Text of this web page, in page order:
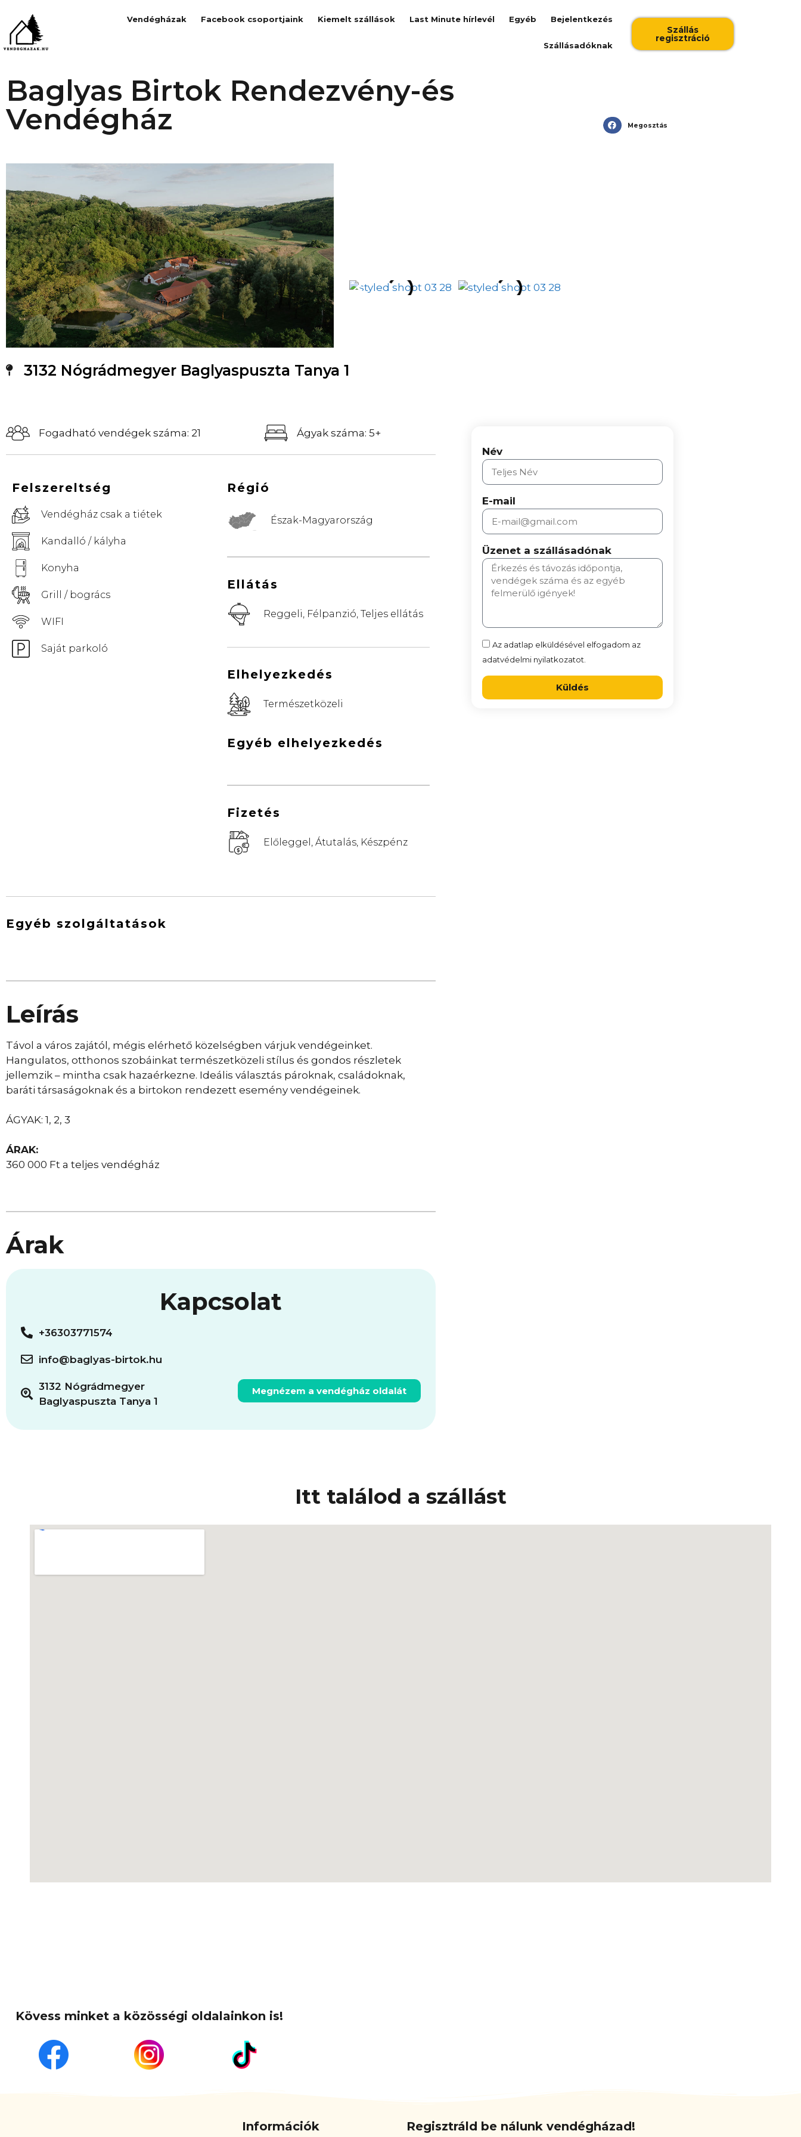
Vendégházak Facebook csoportjaink Kiemelt szállások Last Minute hírlevél Egyéb Bejelentkezés
Szállásadóknak
Szállás
regisztráció
Baglyas Birtok Rendezvény-és
Vendégház
Megosztás
3132 Nógrádmegyer Baglyaspuszta Tanya 1
Fogadható vendégek száma: 21 Ágyak száma: 5+
Felszereltség
Vendégház csak a tiétek
Kandalló / kályha
Konyha
Grill / bogrács
WIFI
Saját parkoló
Régió
© Vemaps.com
Észak-Magyarország
Ellátás
Reggeli, Félpanzió, Teljes ellátás
Elhelyezkedés
Természetközeli
Egyéb elhelyezkedés
Fizetés
Előleggel, Átutalás, Készpénz
Egyéb szolgáltatások
Leírás
Távol a város zajától, mégis elérhető közelségben várjuk vendégeinket.
Hangulatos, otthonos szobáinkat természetközeli stílus és gondos részletek
jellemzik – mintha csak hazaérkezne. Ideális választás pároknak, családoknak,
baráti társaságoknak és a birtokon rendezett esemény vendégeinek.
ÁGYAK: 1, 2, 3
ÁRAK:
360 000 Ft a teljes vendégház
Árak
Kapcsolat
+36303771574
info@baglyas-birtok.hu
3132 Nógrádmegyer
Baglyaspuszta Tanya 1
Megnézem a vendégház oldalát
Név
E-mail
Üzenet a szállásadónak
Az adatlap elküldésével elfogadom az
adatvédelmi nyilatkozatot.
Küldés
Itt találod a szállást
Kövess minket a közösségi oldalainkon is!
Információk Regisztráld be nálunk vendégházad!